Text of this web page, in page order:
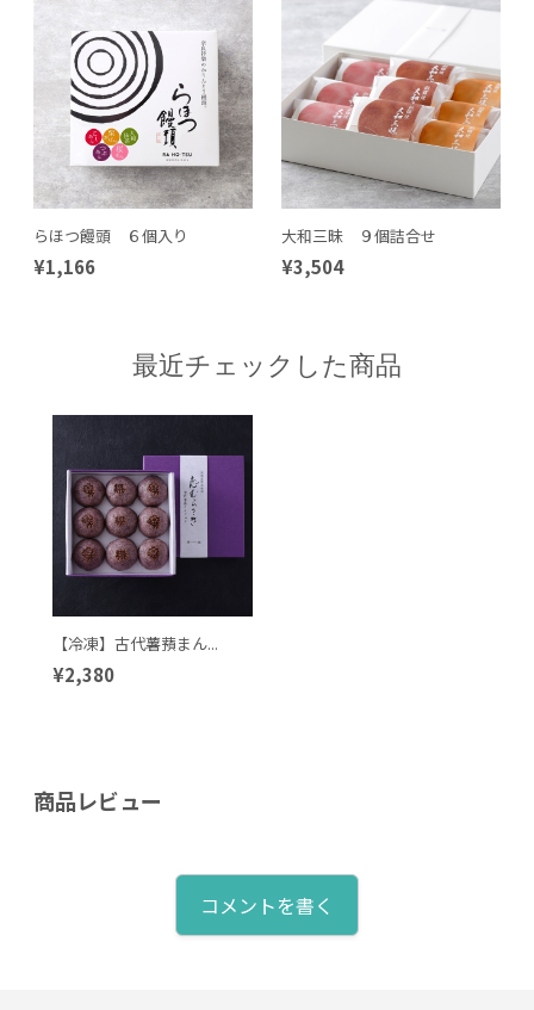
らほつ饅頭 ６個入り
¥1,166
大和三昧 ９個詰合せ
¥3,504
最近チェックした商品
【冷凍】古代薯蕷まん...
¥2,380
商品レビュー
コメントを書く